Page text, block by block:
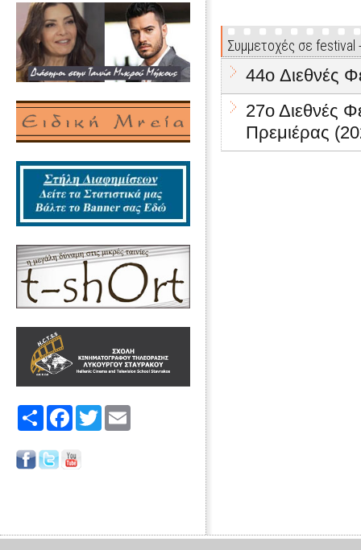
Share FacebookTwitter
Συμμετοχές σε
44o Διεθνές
27ο Διεθνές
Πρεμιέρας